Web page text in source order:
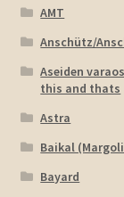
AMT
Anschütz/
Aseiden
this and thats
Astra
Baikal
Bayard